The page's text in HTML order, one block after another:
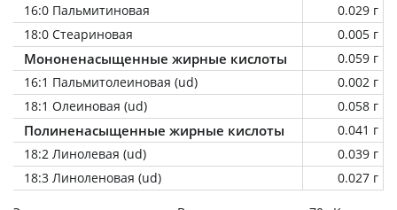
16:0 Пальмитиновая
0.029 г
18:0 Стеариновая
0.005 г
Мононенасыщенные жирные кислоты
0.059 г
16:1 Пальмитолеиновая (ud)
0.002 г
18:1 Олеиновая (ud)
0.058 г
Полиненасыщенные жирные кислоты
0.041 г
18:2 Линолевая (ud)
0.039 г
18:3 Линоленовая (ud)
0.027 г